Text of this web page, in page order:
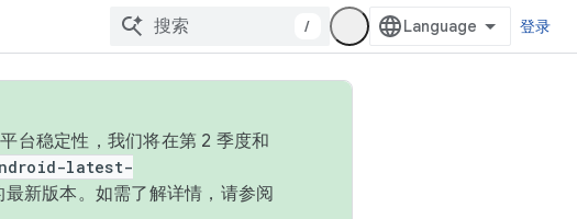
/ 登录
台稳定性，我们将在第 2 季度和
latest-
新版本。如需了解详情，请参阅